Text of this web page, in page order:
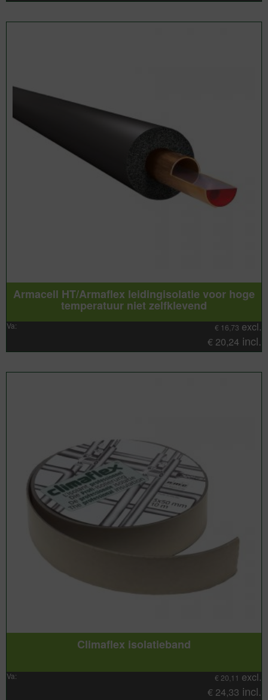
Armacell HT/Armaflex leidingisolatie voor hoge
temperatuur niet zelfklevend
Va: € 16,73 excl.
€ 20,24 incl.
Climaflex isolatieband
Va: € 20,11excl.
€ 24,33 incl.